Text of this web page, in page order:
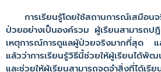
การเรียนรู้โดยใช้สถานการณ์เสมือนจ
ป่วยอย่างเป็นองค์รวม ผู้เรียนสามารถป
เหตุการณ์การดูแลผู้ป่วยจริงมากที่สุด แ
แล้วว่าการเรียนรู้วิธีนี้ช่วยให้ผู้เรียนได้
และช่วยให้ผู้เรียนสามารถจดจำสิ่งที่ได้